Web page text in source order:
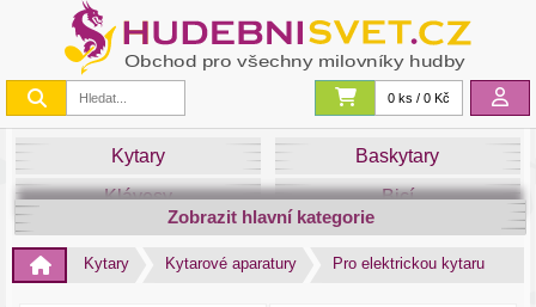
0 ks / 0 Kč
Kytary
Baskytary
Klávesy
Bicí
Smyčce
Dechy
Zobrazit hlavní kategorie
Kytary Kytarové aparatury Pro elektrickou kytaru